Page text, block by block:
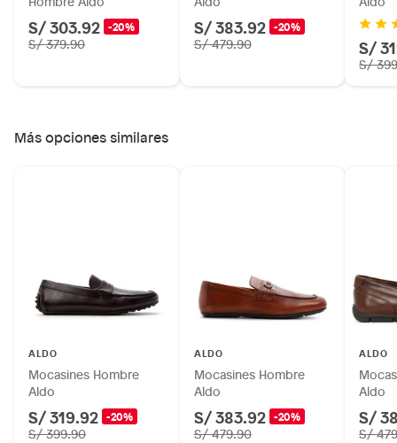
S/ 303.92 -20%
S/ 379.90
S/ 383.92 -20%
S/ 479.90 S/
S/
Más opciones similares
ALDO
Mocasines Hombre
Aldo
S/ 319.92 -20%
S/ 399.90
ALDO
Mocasines Hombre
Aldo
S/ 383.92 -20%
S/ 479.90
ALDO
Aldo
S/
S/